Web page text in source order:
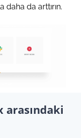
daha da arttırın.